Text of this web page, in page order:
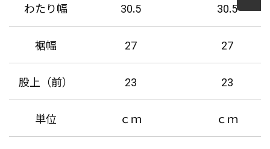
わたり幅 30.5 30.5
裾幅 27 27
股上（前） 23 23
単位 ｃｍ ｃｍ